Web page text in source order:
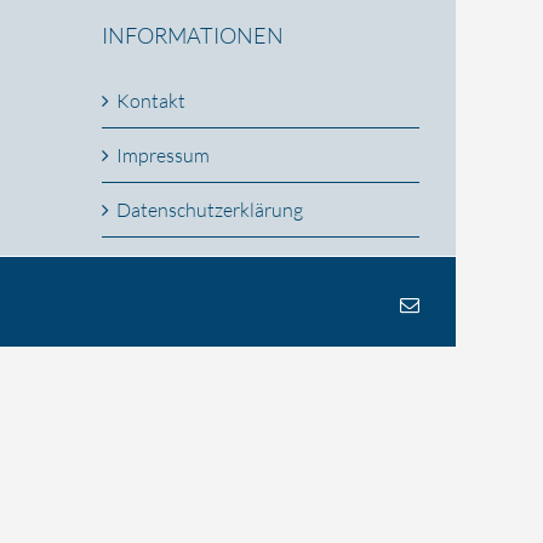
INFORMATIONEN
Kontakt
Impressum
Datenschutzerklärung
E-